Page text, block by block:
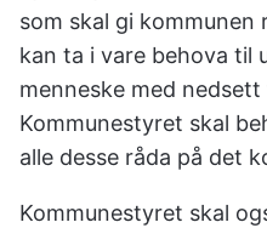
som skal gi kommunen
kan ta i vare behova til
menneske med
Kommunestyret skal
alle desse råda på det
Kommunestyret skal